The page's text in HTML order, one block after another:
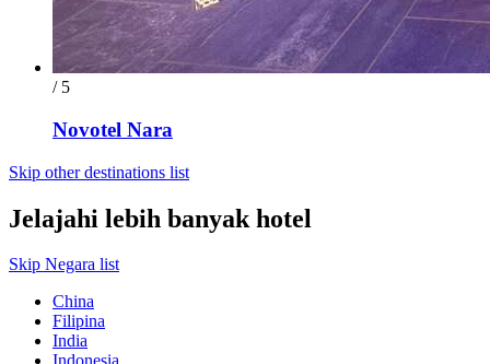
/ 5
Novotel Nara
Skip other destinations list
Jelajahi lebih banyak hotel
Skip Negara list
China
Filipina
India